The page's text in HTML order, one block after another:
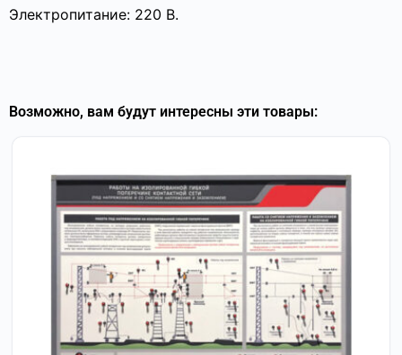
Электропитание: 220 В.
Возможно, вам будут интересны эти товары: